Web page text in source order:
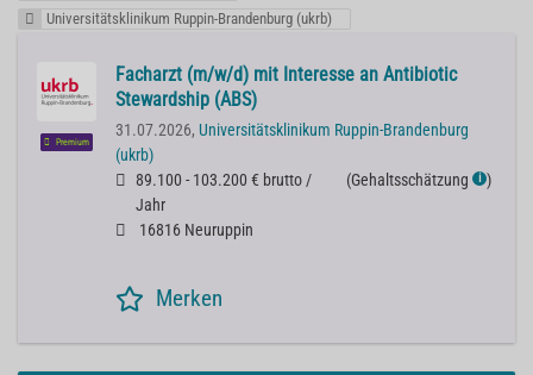
Universitätsklinikum Ruppin-Brandenburg (ukrb)
Premium
Facharzt (m/w/d) mit Interesse an Antibiotic
Stewardship (ABS)
31.07.2026, Universitätsklinikum Ruppin-Brandenburg
(ukrb)
89.100 - 103.200 € brutto /
Jahr
(Gehaltsschätzung ℹ )
16816 Neuruppin
Merken